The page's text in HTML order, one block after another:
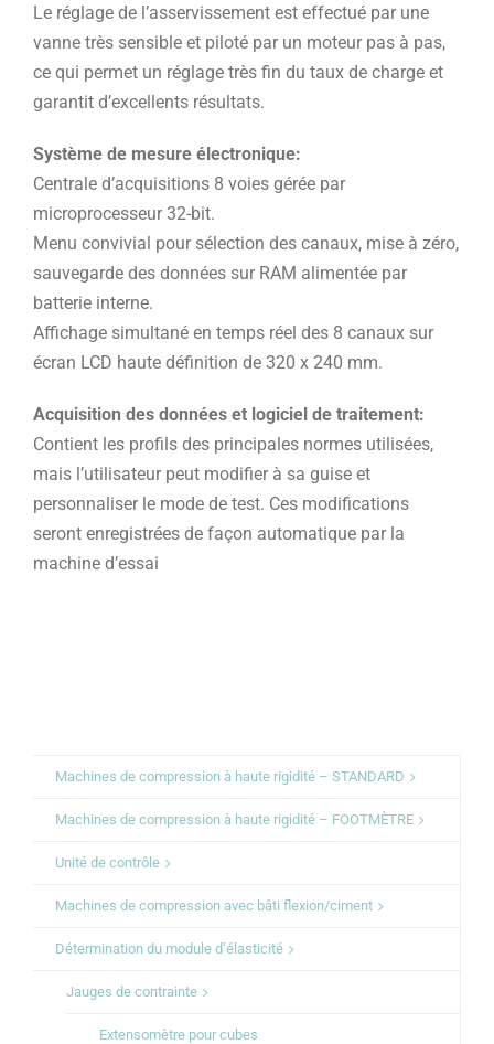
Le réglage de l’asservissement est effectué par une
vanne très sensible et piloté par un moteur pas à pas,
ce qui permet un réglage très fin du taux de charge et
garantit d’excellents résultats.
Système de mesure électronique:
Centrale d’acquisitions 8 voies gérée par
microprocesseur 32-bit.
Menu convivial pour sélection des canaux, mise à zéro,
sauvegarde des données sur RAM alimentée par
batterie interne.
Affichage simultané en temps réel des 8 canaux sur
écran LCD haute définition de 320 x 240 mm.
Acquisition des données et logiciel de traitement:
Contient les profils des principales normes utilisées,
mais l’utilisateur peut modifier à sa guise et
personnaliser le mode de test. Ces modifications
seront enregistrées de façon automatique par la
machine d’essai
Machines de compression à haute rigidité – STANDARD
Machines de compression à haute rigidité – FOOTMÈTRE
Unité de contrôle
Machines de compression avec bâti flexion/ciment
Détermination du module d’élasticité
Jauges de contrainte
Extensomètre pour cubes